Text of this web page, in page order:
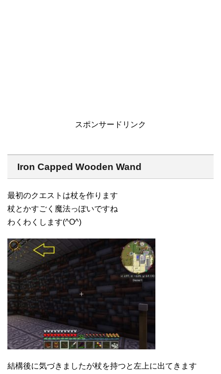
スポンサードリンク
Iron Capped Wooden Wand
最初のクエストは杖を作ります
杖とかすごく魔法っぽいですね
わくわくします(^O^)
結構後に気づきましたが杖を持つと左上に出てきます